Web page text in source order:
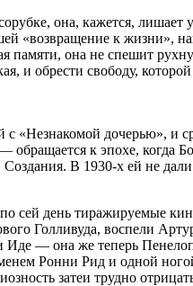
она, кажется,
«возвращение к жизни»,
она не спешит
и обрести свободу,
дочерью», и
к эпохе, когда
В 1930-х ей не
сей день тиражируемые
Голливуда, воспели
— она же теперь
Ронни Рид и одной
затеи трудно